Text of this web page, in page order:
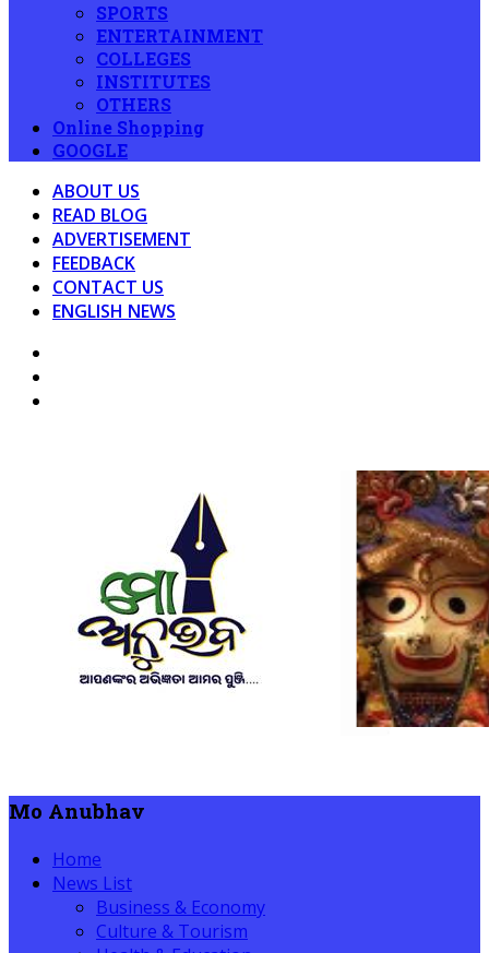
SPORTS
ENTERTAINMENT
COLLEGES
INSTITUTES
OTHERS
Online Shopping
GOOGLE
ABOUT US
READ BLOG
ADVERTISEMENT
FEEDBACK
CONTACT US
ENGLISH NEWS
Mo Anubhav
Home
News List
Business & Economy
Culture & Tourism